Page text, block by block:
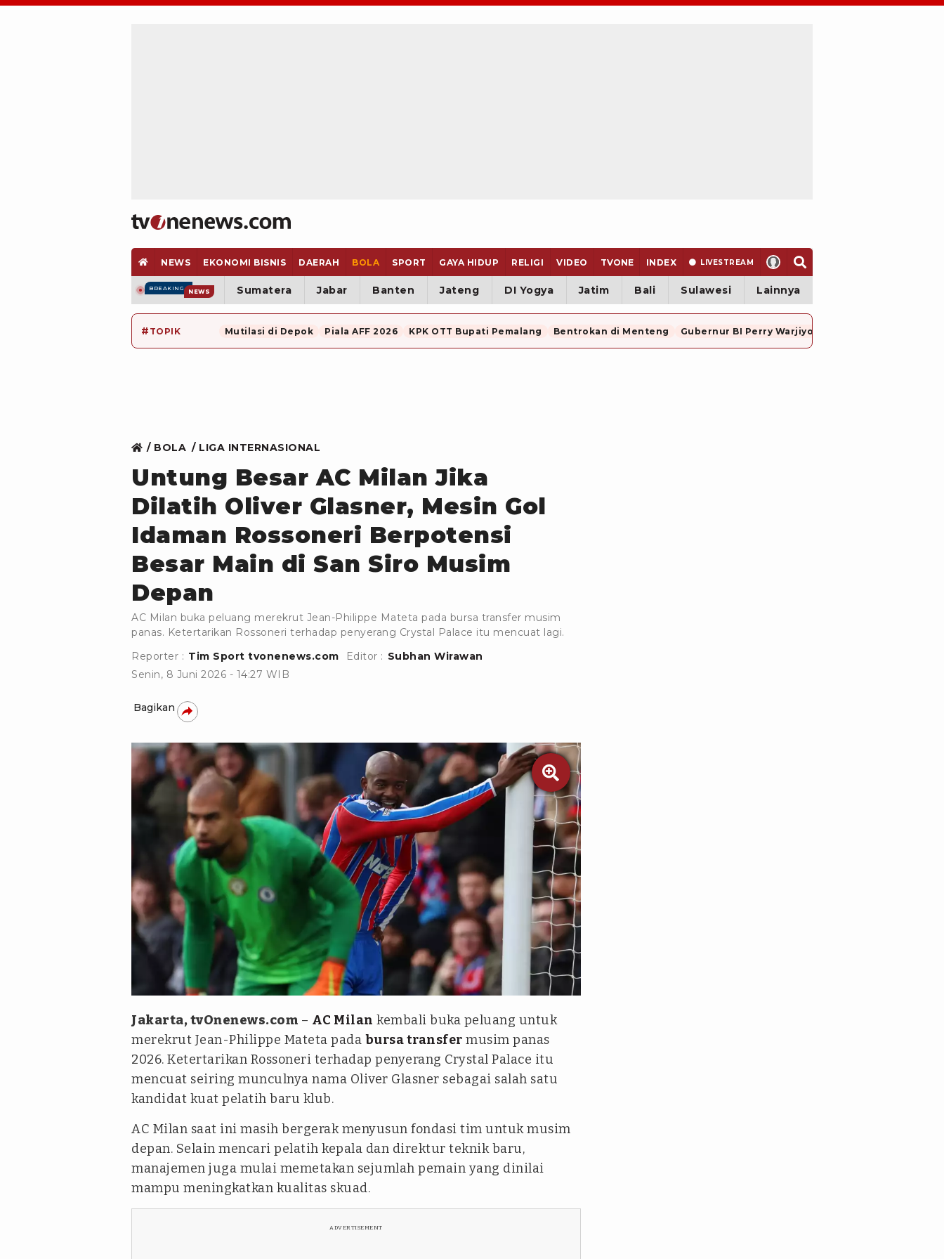
NEWS EKONOMI BISNIS DAERAH BOLA SPORT GAYA HIDUP RELIGI VIDEO TVONE INDEX LIVESTREAM
BREAKING NEWS Sumatera Jabar Banten Jateng DI Yogya Jatim Bali Sulawesi Lainnya
# TOPIK Mutilasi di Depok Piala AFF 2026 KPK OTT Bupati Pemalang Bentrokan di Menteng Gubernur BI Perry Warjiyo Mundur
BOLA LIGA INTERNASIONAL
Untung Besar AC Milan Jika
Dilatih Oliver Glasner, Mesin Gol
Idaman Rossoneri Berpotensi
Besar Main di San Siro Musim
Depan
AC Milan buka peluang merekrut Jean-Philippe Mateta pada bursa transfer musim
panas. Ketertarikan Rossoneri terhadap penyerang Crystal Palace itu mencuat lagi.
Reporter : Tim Sport tvonenews.com Editor : Subhan Wirawan
Senin, 8 Juni 2026 - 14:27 WIB
Bagikan

REUTERS/Hannah Mckay
Jakarta, tvOnenews.com – AC Milan kembali buka peluang untuk
merekrut Jean-Philippe Mateta pada bursa transfer musim panas
2026. Ketertarikan Rossoneri terhadap penyerang Crystal Palace itu
mencuat seiring munculnya nama Oliver Glasner sebagai salah satu
kandidat kuat pelatih baru klub.
AC Milan saat ini masih bergerak menyusun fondasi tim untuk musim
depan. Selain mencari pelatih kepala dan direktur teknik baru,
manajemen juga mulai memetakan sejumlah pemain yang dinilai
mampu meningkatkan kualitas skuad.
ADVERTISEMENT